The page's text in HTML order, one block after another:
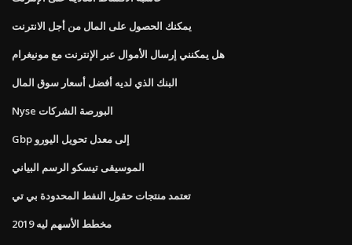
يمكنك الحصول على المال من أجل الانترنت
هل يمكنني إرسال الأموال عبر الإنترنت مع مونيغرام
البنك الذي لديه أفضل أسعار سوق المال
Nyse البورصة الشركات
Gbp إلى معدل تحويل اليورو
الموسيقى تيسكو الرسم البياني
تعتمد منتجات حقول النفط المحدودة بي تي
مخطط الأسهم ليه 2019